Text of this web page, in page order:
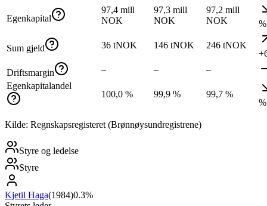
Egenkapital
97,4 mill
NOK
97,3 mill
NOK
97,2 mill
NOK
%
Sum gjeld 36 tNOK 146 tNOK
246 tNOK
Driftsmargin
– –
–
Egenkapitalandel
100,0 %
99,9 %
99,7 %
%
Kilde: Regnskapsregisteret (Brønnøysundregistrene)
Styre og ledelse
Styre
Kjetil Haga(1984)0.3%